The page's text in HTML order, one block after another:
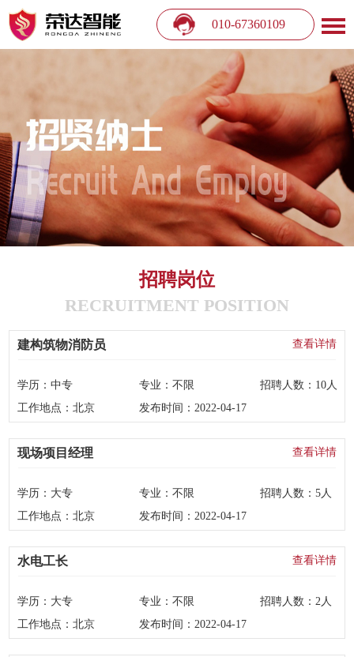
010-67360109
招聘岗位
RECRUITMENT POSITION
建构筑物消防员 查看详情
学历：中专 专业： 不限 招聘人数： 10人
工作地点：北京 发布时间： 2022-04-17
现场项目经理 查看详情
学历： 大专 专业： 不限 招聘人数： 5人
工作地点：北京 发布时间： 2022-04-17
水电工长 查看详情
学历： 大专 专业： 不限 招聘人数： 2人
工作地点：北京 发布时间： 2022-04-17